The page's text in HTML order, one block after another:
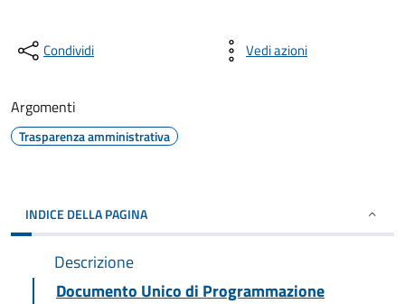
Condividi Vedi azioni
Argomenti
Trasparenza amministrativa
INDICE DELLA PAGINA
Descrizione
Documento Unico di Programmazione